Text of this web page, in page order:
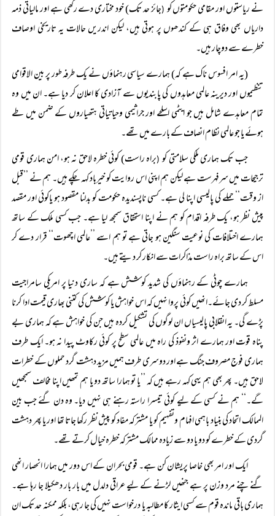
نے ریاستوں اور مقامی حکومتوں کو(جائز حد تک) خود مختاری دے رکھی ہے اور مالیاتی ذمہ
داریاں بھی وفاق ہی کے کندھوں پر ہوتی ہیں، لیکن اندریں حالات یہ تاریخی اوصاف
خطرے سے دوچار ہیں۔
(یہ امر افسوس ناک ہے کہ) ہمارے سیاسی رہنماؤں نے یک طرفہ طور پر بین الاقوامی
تنظیموں اور دیرینہ عالمی معاہدوں کی پابندیوں سے آزادی کا اعلان کر دیا ہے۔ ان میں وہ
تمام معاہدے شامل ہیں جو ایٹمی اسلحے اور جراثیمی وحیاتیاتی ہتھیاروں کے ضمن میں طے
ہوئے یا جو عالمی نظام انصاف کے بارے میں تھے۔
جب تک ہماری ملکی سلامتی کو(براہ راست) کوئی خطرہ لاحق نہ ہو، امن ہماری قومی
ترجیحات میں سرفہرست ہے لیکن ہم اپنی اس روایت کو خیرباد کہہ چکے ہیں۔ ہم نے ’’قبل
از وقت‘‘ حملے کی پالیسی اپنا لی ہے۔ کسی ناپسندیدہ حکومت کو بدلنا مقصود ہو یاکوئی اور مقصد
پیش نظر ہو، یک طرفہ اقدام کو ہم نے اپنا استحقاق سمجھ لیا ہے۔ جب کسی ملک کے ساتھ
ہمارے اختلافات کی نوعیت سنگین ہو جاتی ہے تو ہم اسے ’’عالمی اچھوت‘‘ قرار دے کر
اس کے ساتھ براہ راست مذاکرات سے انکار کر دیتے ہیں۔
ہمارے چوٹی کے رہنماؤں کی شدید کوشش ہے کہ ساری دنیا پر امریکی سامراجیت
مسلط کر دی جائے۔انھیں کوئی پروا نہیں کہ اس خواہش یا کوشش کی کتنی بھاری قیمت ادا کرنا
پڑے گی۔ یہ انقلابی پالیسیاں ان لوگوں کی تشکیل کردہ ہیں جن کی خواہش ہے کہ ہماری بے
پناہ قوت اور ہمارے اثر ونفوذ کی راہ میں عالمی سطح پر کوئی رکاوٹ پیدا نہ ہو۔ ایک طرف
ہماری فوج مصروف جنگ ہے اور دوسری طرف ہمیں مزید دہشت گرد حملوں کے خطرات
لاحق ہیں۔ پھر بھی ہم یہی کہہ رہے ہیں کہ ’’یا تو ہمارا ساتھ دو یا ہم تمھیں اپنا مخالف سمجھیں
گے۔‘‘ ہم نے کسی کے لیے کوئی تیسرا راستہ رہنے ہی نہیں دیا۔ وہ دن گئے جب بین
الممالک اتحاد کی بنیاد باہمی افہام وتفہیم کو یا مشترکہ مفاد کو پیش نظر رکھا جاتا تھا اور یا پھر دہشت
گردی کے خطرے کو دو یا دو سے زیادہ ممالک مشترکہ خطرہ خیال کرتے تھے۔
ایک اور امر بھی خاصا پریشان کن ہے۔ قومی بحران کے اس دور میں ہمارا انحصار انھی
گنے چنے مرد وزن پر ہے جنھیں لڑنے کے لیے عراقی دلدل میں بار بار دھکیلا جا رہا ہے۔
ہماری باقی ماندہ قوم سے کسی ایثار کا مطالبہ یا درخواست نہیں کی جا رہی، بلکہ ممکنہ حد تک ان